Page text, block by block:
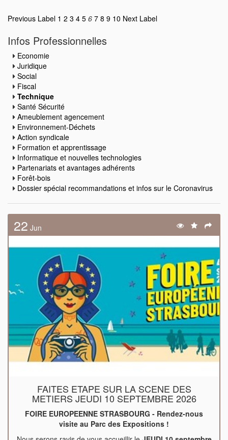
Previous Label 1 2 3 4 5 6 7 8 9 10 Next Label
Infos Professionnelles
Economie
Juridique
Social
Fiscal
Technique
Santé Sécurité
Ameublement agencement
Environnement-Déchets
Action syndicale
Formation et apprentissage
Informatique et nouvelles technologies
Partenariats et avantages adhérents
Forêt-bois
Dossier spécial recommandations et infos sur le Coronavirus
22 Jun
FAITES ETAPE SUR LA SCENE DES
METIERS JEUDI 10 SEPTEMBRE 2026
FOIRE EUROPEENNE STRASBOURG - Rendez-nous
visite au Parc des Expositions !